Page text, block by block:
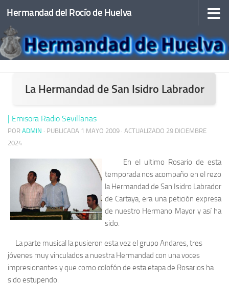
Saltar al contenido
Hermandad del Rocío de Huelva
La Hermandad de San Isidro Labrador
| Emisora Radio Sevillanas
POR ADMIN · PUBLICADA 1 MAYO 2009 · ACTUALIZADO 29 DICIEMBRE
2024
En el ultimo Rosario de esta
temporada nos acompaño en el rezo
la Hermandad de San Isidro Labrador
de Cartaya, era una petición expresa
de nuestro Hermano Mayor y así ha
sido.
La parte musical la pusieron esta vez el grupo Andares, tres
jóvenes muy vinculados a nuestra Hermandad con una voces
impresionantes y que como colofón de esta etapa de Rosarios ha
sido estupendo.